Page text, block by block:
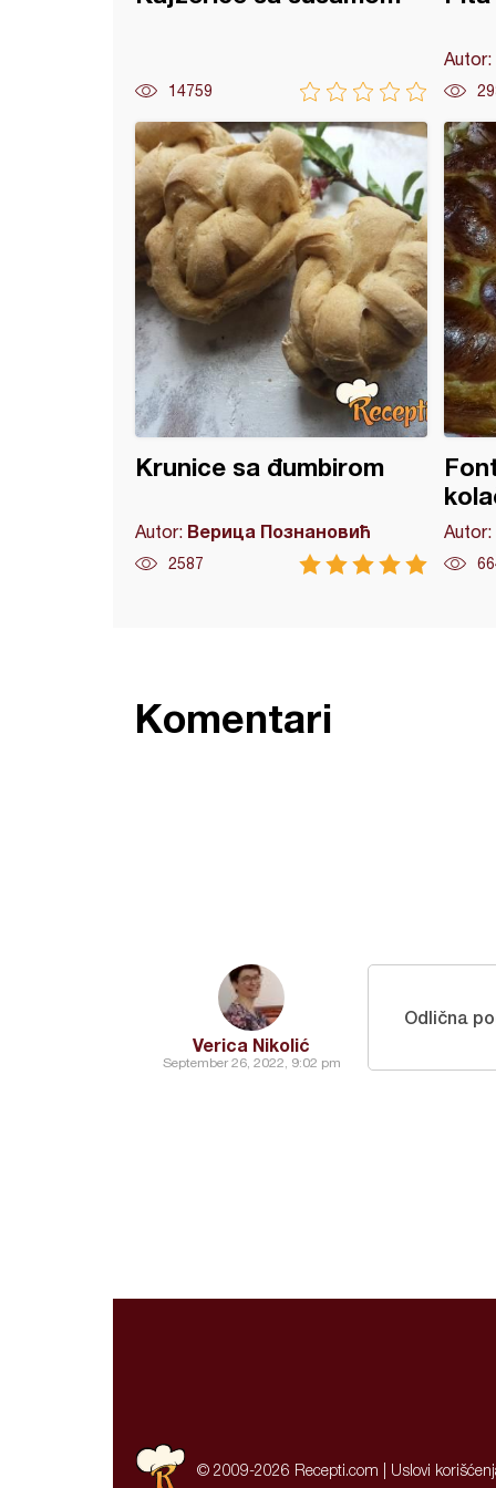
14759
Autor:
Krunice sa đumbirom
Autor: Верица Познановић
2587
Autor:
Komentari
Verica Nikolić
September 26, 2022, 9:02 pm
Odlična
© 2009-2026 Recepti.com | Uslovi